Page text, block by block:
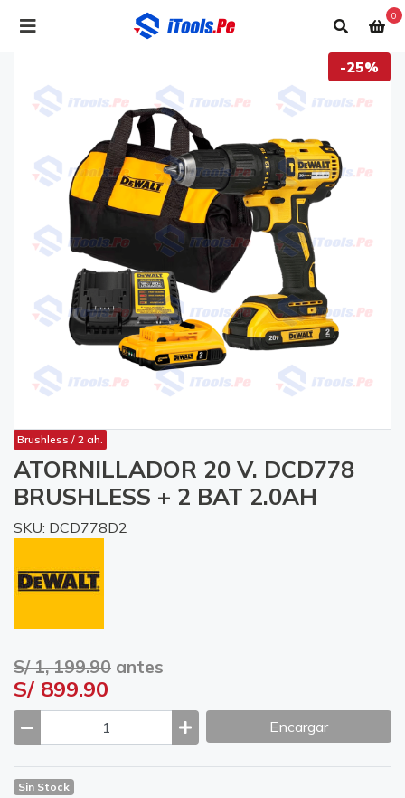
0
-25%
Brushless / 2 ah.
ATORNILLADOR 20 V. DCD778
BRUSHLESS + 2 BAT 2.0AH
SKU: DCD778D2
S/ 1, 199.90 antes
S/ 899.90
Encargar
Sin Stock